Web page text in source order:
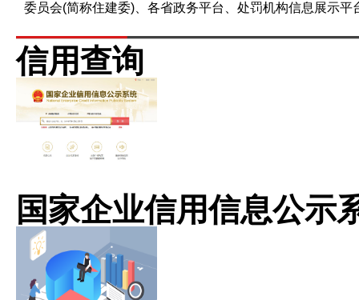
委员会(简称住建委)、各省政务平台、处罚机构信息展示
信用查询
国家企业信用信息公示